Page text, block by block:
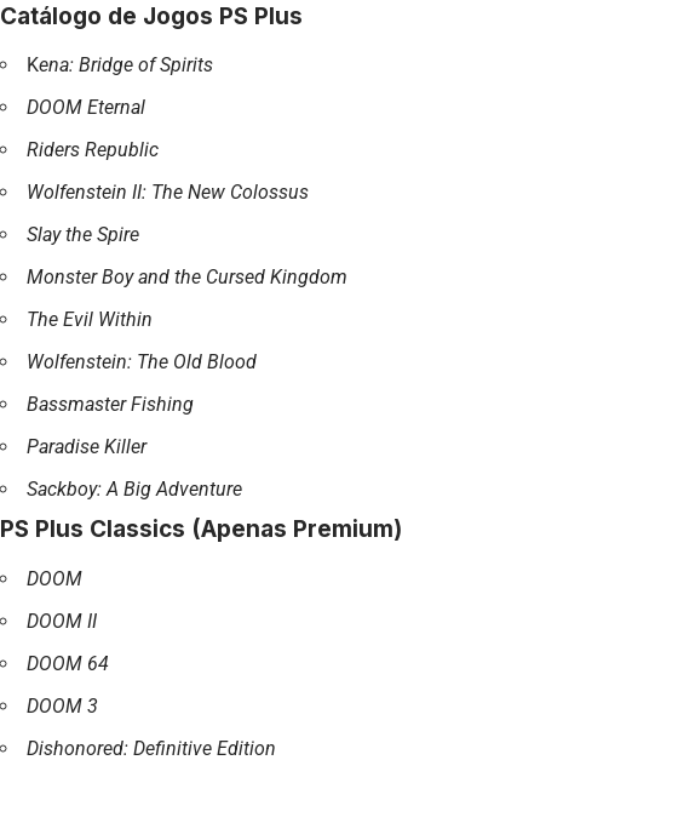
Catálogo de Jogos PS Plus
Kena: Bridge of Spirits
DOOM Eternal
Riders Republic
Wolfenstein II: The New Colossus
Slay the Spire
Monster Boy and the Cursed Kingdom
The Evil Within
Wolfenstein: The Old Blood
Bassmaster Fishing
Paradise Killer
Sackboy: A Big Adventure
PS Plus Classics (Apenas Premium)
DOOM
DOOM II
DOOM 64
DOOM 3
Dishonored: Definitive Edition